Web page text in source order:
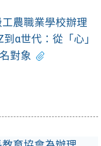
農職業學校辦理
α世代：從「心」
對象